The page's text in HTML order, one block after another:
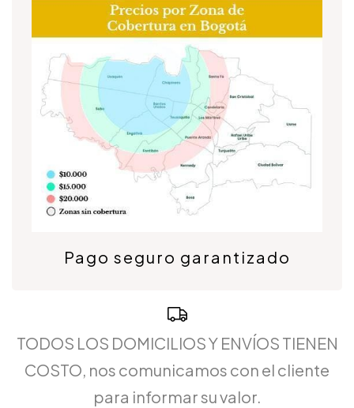
Pago seguro garantizado
TODOS LOS DOMICILIOS Y ENVÍOS TIENEN
COSTO, nos comunicamos con el cliente
para informar su valor.